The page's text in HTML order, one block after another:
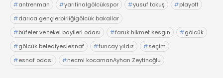
#antrenman #yarıfinalgölcükspor #yusuf tokuş #playoff
#darıca gençlerbirliğigölcük bakallar
#büfeler ve tekel bayileri odası #faruk hikmet kesgin #gölcük
#gölcük belediyesiesnaf #tuncay yıldız #seçim
#esnaf odası #necmi kocamanAyhan Zeytinoğlu